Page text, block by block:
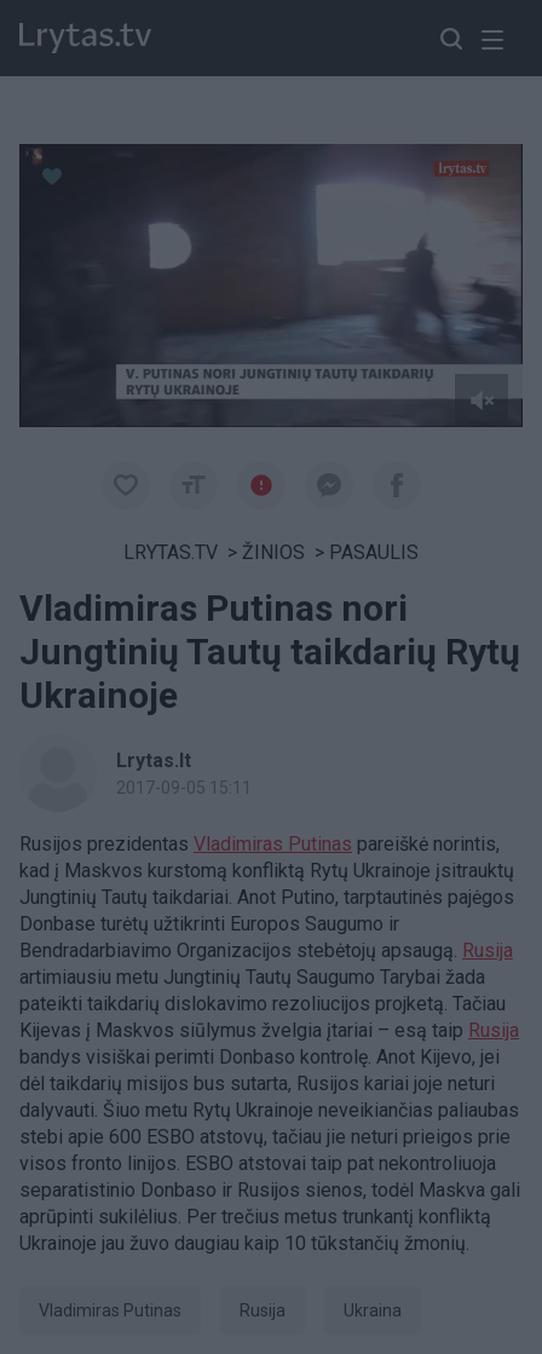
LRYTAS.TV > ŽINIOS > PASAULIS
Vladimiras Putinas nori
Jungtinių Tautų taikdarių Rytų
Ukrainoje
Lrytas.lt
2017-09-05 15:11
Rusijos prezidentas Vladimiras Putinas pareiškė norintis,
kad į Maskvos kurstomą konfliktą Rytų Ukrainoje įsitrauktų
Jungtinių Tautų taikdariai. Anot Putino, tarptautinės pajėgos
Donbase turėtų užtikrinti Europos Saugumo ir
Bendradarbiavimo Organizacijos stebėtojų apsaugą. Rusija
artimiausiu metu Jungtinių Tautų Saugumo Tarybai žada
pateikti taikdarių dislokavimo rezoliucijos projketą. Tačiau
Kijevas į Maskvos siūlymus žvelgia įtariai – esą taip Rusija
bandys visiškai perimti Donbaso kontrolę. Anot Kijevo, jei
dėl taikdarių misijos bus sutarta, Rusijos kariai joje neturi
dalyvauti. Šiuo metu Rytų Ukrainoje neveikiančias paliaubas
stebi apie 600 ESBO atstovų, tačiau jie neturi prieigos prie
visos fronto linijos. ESBO atstovai taip pat nekontroliuoja
separatistinio Donbaso ir Rusijos sienos, todėl Maskva gali
aprūpinti sukilėlius. Per trečius metus trunkantį konfliktą
Ukrainoje jau žuvo daugiau kaip 10 tūkstančių žmonių.
Vladimiras Putinas Rusija Ukraina